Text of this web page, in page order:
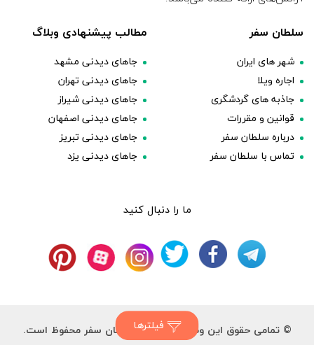
سلطان سفر
شهر های ایران
اجاره ویلا
جاذبه های گردشگری
قوانین و مقررات
درباره سلطان سفر
تماس با سلطان سفر
مطالب پیشنهادی وبلاگ
جاهای دیدنی مشهد
جاهای دیدنی تهران
جاهای دیدنی شیراز
جاهای دیدنی اصفهان
جاهای دیدنی تبریز
جاهای دیدنی یزد
ما را دنبال کنید
© تمامی حقوق این وب سایت برای سلطان سفر محفوظ است.